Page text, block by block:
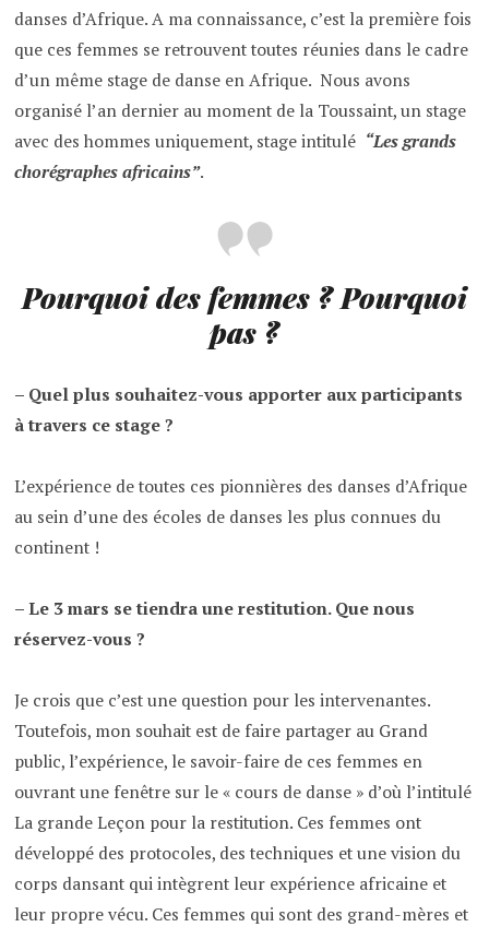
danses d’Afrique. A ma connaissance, c’est la première fois
que ces femmes se retrouvent toutes réunies dans le cadre
d’un même stage de danse en Afrique. Nous avons
organisé l’an dernier au moment de la Toussaint, un stage
avec des hommes uniquement, stage intitulé “Les grands
chorégraphes africains”.
Pourquoi des femmes ? Pourquoi
pas ?
– Quel plus souhaitez-vous apporter aux participants
à travers ce stage ?
L’expérience de toutes ces pionnières des danses d’Afrique
au sein d’une des écoles de danses les plus connues du
continent !
– Le 3 mars se tiendra une restitution. Que nous
réservez-vous ?
Je crois que c’est une question pour les intervenantes.
Toutefois, mon souhait es​t de faire partager au Grand
public, l’expérience, le savoir-faire de ces femmes en
ouvrant une fenêtre sur le « cours de danse » d’où l’intitulé
​​La grande Leçon pour la restitution. Ces femmes ont
développé des protocoles, des techniques et une vision du
corps dansant qui intègrent leur expérience africaine et
leur propre vécu. Ces femmes qui sont des grand-mères et